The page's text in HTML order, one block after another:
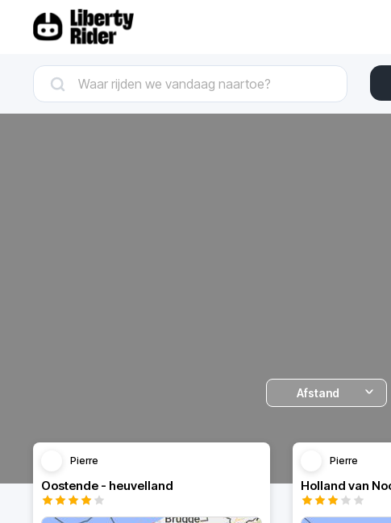
Afstand
Pierre
Oostende - heuvelland
Pierre